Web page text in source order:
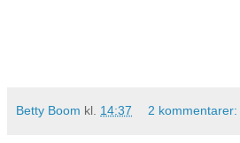
Betty Boom kl. 14:37 2 kommentarer: